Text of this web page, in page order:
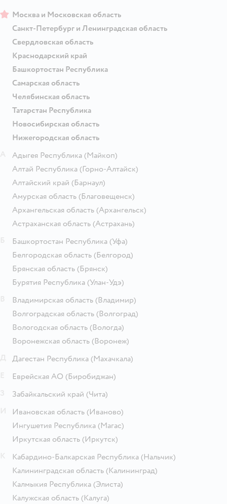
Москва и Московская область
Санкт-Петербург и Ленинградская область
Свердловская область
Краснодарский край
Башкортостан Республика
Самарская область
Челябинская область
Татарстан Республика
Новосибирская область
Нижегородская область
Адыгея Республика (Майкоп)
Алтай Республика (Горно-Алтайск)
Алтайский край (Барнаул)
Амурская область (Благовещенск)
Архангельская область (Архангельск)
Астраханская область (Астрахань)
Башкортостан Республика (Уфа)
Белгородская область (Белгород)
Брянская область (Брянск)
Бурятия Республика (Улан-Удэ)
Владимирская область (Владимир)
Волгоградская область (Волгоград)
Вологодская область (Вологда)
Воронежская область (Воронеж)
Дагестан Республика (Махачкала)
Еврейская АО (Биробиджан)
Забайкальский край (Чита)
Ивановская область (Иваново)
Ингушетия Республика (Магас)
Иркутская область (Иркутск)
Кабардино-Балкарская Республика (Нальчик)
Калининградская область (Калининград)
Калмыкия Республика (Элиста)
Калужская область (Калуга)